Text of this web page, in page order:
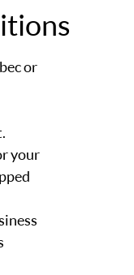
or
your